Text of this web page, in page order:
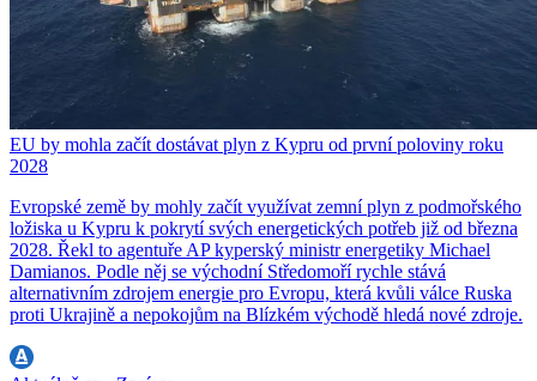
EU by mohla začít dostávat plyn z Kypru od první poloviny roku
2028
Evropské země by mohly začít využívat zemní plyn z podmořského
ložiska u Kypru k pokrytí svých energetických potřeb již od března
2028. Řekl to agentuře AP kyperský ministr energetiky Michael
Damianos. Podle něj se východní Středomoří rychle stává
alternativním zdrojem energie pro Evropu, která kvůli válce Ruska
proti Ukrajině a nepokojům na Blízkém východě hledá nové zdroje.